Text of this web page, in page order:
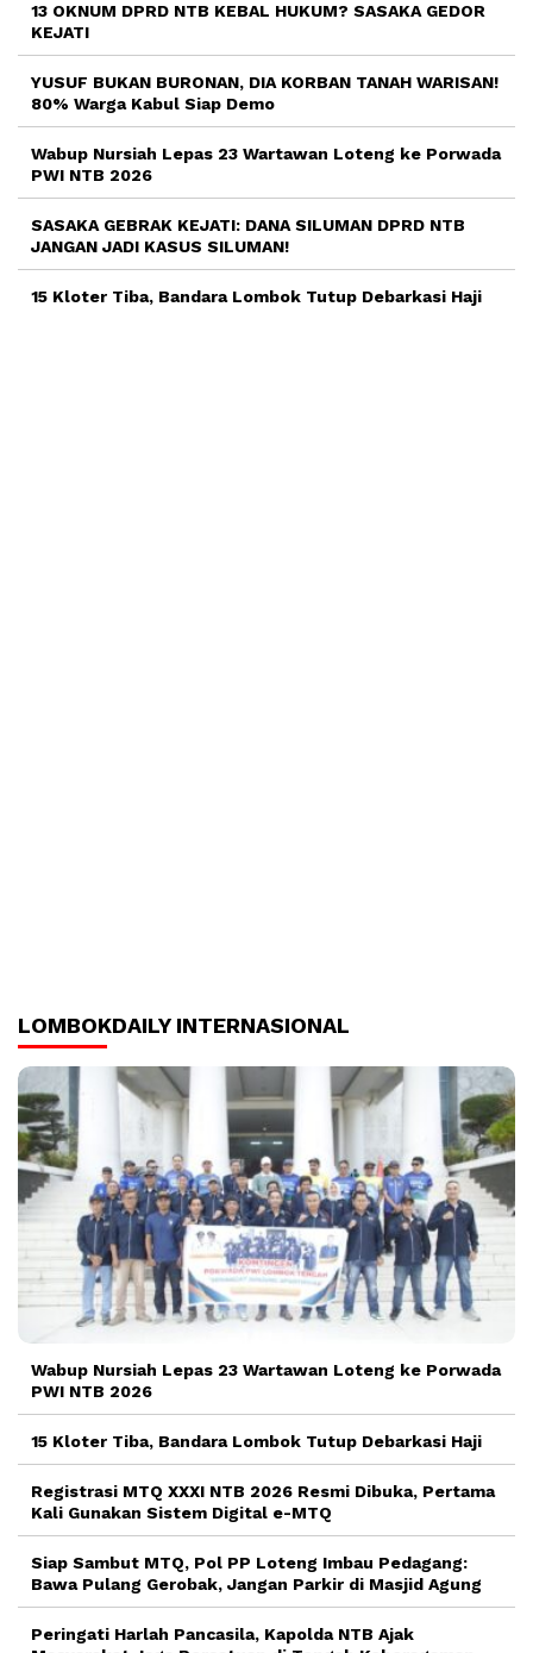
13 OKNUM DPRD NTB KEBAL HUKUM? SASAKA GEDOR
KEJATI
YUSUF BUKAN BURONAN, DIA KORBAN TANAH WARISAN!
80% Warga Kabul Siap Demo
Wabup Nursiah Lepas 23 Wartawan Loteng ke Porwada
PWI NTB 2026
SASAKA GEBRAK KEJATI: DANA SILUMAN DPRD NTB
JANGAN JADI KASUS SILUMAN!
15 Kloter Tiba, Bandara Lombok Tutup Debarkasi Haji
LOMBOKDAILY INTERNASIONAL
Wabup Nursiah Lepas 23 Wartawan Loteng ke Porwada
PWI NTB 2026
15 Kloter Tiba, Bandara Lombok Tutup Debarkasi Haji
Registrasi MTQ XXXI NTB 2026 Resmi Dibuka, Pertama
Kali Gunakan Sistem Digital e-MTQ
Siap Sambut MTQ, Pol PP Loteng Imbau Pedagang:
Bawa Pulang Gerobak, Jangan Parkir di Masjid Agung
Peringati Harlah Pancasila, Kapolda NTB Ajak